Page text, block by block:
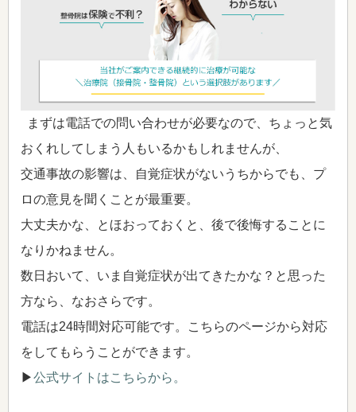
まずは電話での問い合わせが必要なので、ちょっと気
おくれしてしまう人もいるかもしれませんが、
交通事故の影響は、自覚症状がないうちからでも、プ
ロの意見を聞くことが最重要。
大丈夫かな、とほおっておくと、後で後悔することに
なりかねません。
数日おいて、いま自覚症状が出てきたかな？と思った
方なら、なおさらです。
電話は24時間対応可能です。こちらのページから対応
をしてもらうことができます。
▶公式サイトはこちらから。